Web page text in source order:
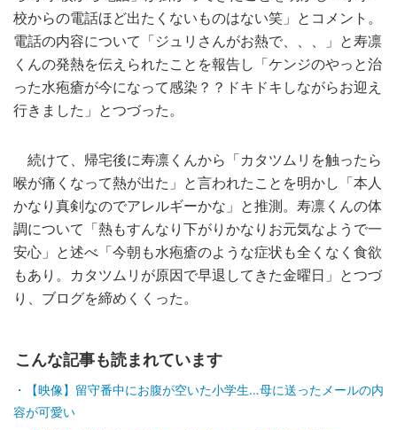
校からの電話ほど出たくないものはない笑」とコメント。
電話の内容について「ジュリさんがお熱で、、、」と寿凛
くんの発熱を伝えられたことを報告し「ケンジのやっと治
った水疱瘡が今になって感染？？ドキドキしながらお迎え
行きました」とつづった。
続けて、帰宅後に寿凛くんから「カタツムリを触ったら
喉が痛くなって熱が出た」と言われたことを明かし「本人
かなり真剣なのでアレルギーかな」と推測。寿凛くんの体
調について「熱もすんなり下がりかなりお元気なようで一
安心」と述べ「今朝も水疱瘡のような症状も全くなく食欲
もあり。カタツムリが原因で早退してきた金曜日」とつづ
り、ブログを締めくくった。
こんな記事も読まれています
【映像】留守番中にお腹が空いた小学生…母に送ったメールの内
容が可愛い